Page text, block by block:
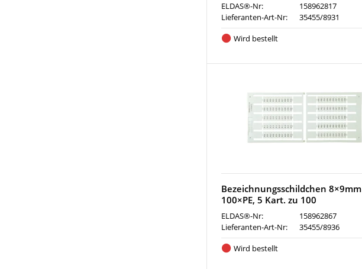
ELDAS®-Nr:
158962817
Lieferanten-Art-Nr:
35455/8931
Wird bestellt
Bezeichnungsschildchen 8×9mm
100×PE, 5 Kart. zu 100
ELDAS®-Nr:
158962867
Lieferanten-Art-Nr:
35455/8936
Wird bestellt